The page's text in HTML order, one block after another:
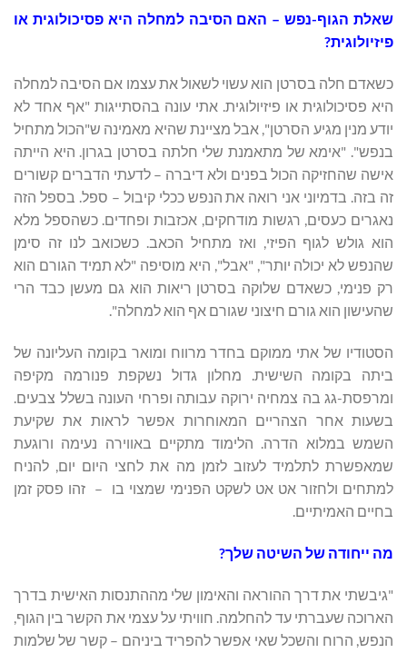
שאלת הגוף-נפש – האם הסיבה למחלה היא פסיכולוגית או
פיזיולוגית?
כשאדם חלה בסרטן הוא עשוי לשאול את עצמו אם הסיבה למחלה
היא פסיכולוגית או פיזיולוגית. אתי עונה בהסתייגות "אף אחד לא
יודע מנין מגיע הסרטן", אבל מציינת שהיא מאמינה ש"הכול מתחיל
בנפש". "אימא של מתאמנת שלי חלתה בסרטן בגרון. היא הייתה
אישה שהחזיקה הכול בפנים ולא דיברה – לדעתי הדברים קשורים
זה בזה. בדמיוני אני רואה את הנפש ככלי קיבול – ספל. בספל הזה
נאגרים כעסים, רגשות מודחקים, אכזבות ופחדים. כשהספל מלא
הוא גולש לגוף הפיזי, ואז מתחיל הכאב. כשכואב לנו זה סימן
שהנפש לא יכולה יותר", "אבל", היא מוסיפה "לא תמיד הגורם הוא
רק פנימי, כשאדם שלוקה בסרטן ריאות הוא גם מעשן כבד הרי
שהעישון הוא גורם חיצוני שגורם אף הוא למחלה".
הסטודיו של אתי ממוקם בחדר מרווח ומואר בקומה העליונה של
ביתה בקומה השישית. מחלון גדול נשקפת פנורמה מקיפה
ומרפסת-גג בה צמחיה ירוקה עבותה ופרחי העונה בשלל צבעים.
בשעות אחר הצהריים המאוחרות אפשר לראות את שקיעת
השמש במלוא הדרה. הלימוד מתקיים באווירה נעימה ורוגעת
שמאפשרת לתלמיד לעזוב לזמן מה את לחצי היום יום, להניח
למתחים ולחזור אט אט לשקט הפנימי שמצוי בו – זהו פסק זמן
בחיים האמיתיים.
מה ייחודה של השיטה שלך?
"גיבשתי את דרך ההוראה והאימון שלי מההתנסות האישית בדרך
הארוכה שעברתי עד להחלמה. חוויתי על עצמי את הקשר בין הגוף,
הנפש, הרוח והשכל שאי אפשר להפריד ביניהם – קשר של שלמות